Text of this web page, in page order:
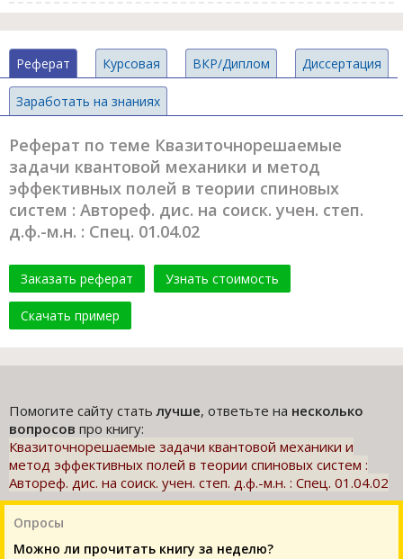
Реферат Курсовая ВКР/Диплом Диссертация
Заработать на знаниях
Реферат по теме Квазиточнорешаемые
задачи квантовой механики и метод
эффективных полей в теории спиновых
систем : Автореф. дис. на соиск. учен. степ.
д.ф.-м.н. : Спец. 01.04.02
Заказать реферат Узнать стоимость
Скачать пример
Помогите сайту статьлучше, ответьте на несколько
вопросов про книгу:
Квазиточнорешаемые задачи квантовой механики и
метод эффективных полей в теории спиновых систем :
Автореф. дис. на соиск. учен. степ. д.ф.-м.н. : Спец. 01.04.02
Опросы
Можно ли прочитать книгу за неделю?